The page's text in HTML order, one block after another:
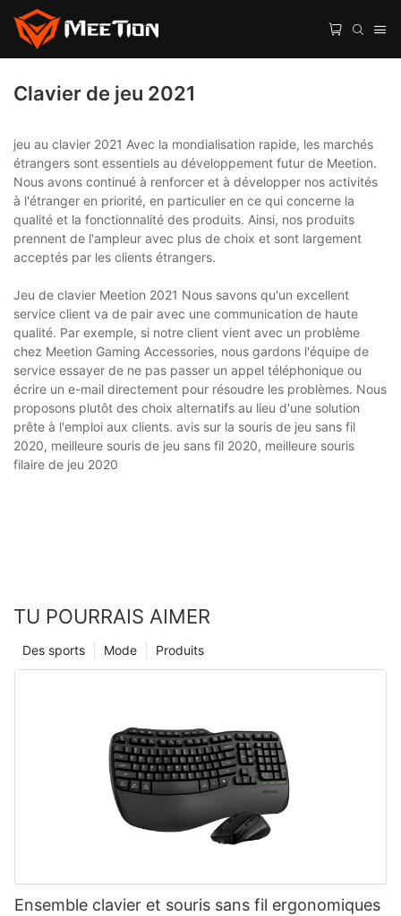
Clavier de jeu 2021
jeu au clavier 2021 Avec la mondialisation rapide, les marchés
étrangers sont essentiels au développement futur de Meetion.
Nous avons continué à renforcer et à développer nos activités
à l'étranger en priorité, en particulier en ce qui concerne la
qualité et la fonctionnalité des produits. Ainsi, nos produits
prennent de l'ampleur avec plus de choix et sont largement
acceptés par les clients étrangers.
Jeu de clavier Meetion 2021 Nous savons qu'un excellent
service client va de pair avec une communication de haute
qualité. Par exemple, si notre client vient avec un problème
chez Meetion Gaming Accessories, nous gardons l'équipe de
service essayer de ne pas passer un appel téléphonique ou
écrire un e-mail directement pour résoudre les problèmes. Nous
proposons plutôt des choix alternatifs au lieu d'une solution
prête à l'emploi aux clients. avis sur la souris de jeu sans fil
2020, meilleure souris de jeu sans fil 2020, meilleure souris
filaire de jeu 2020
TU POURRAIS AIMER
Produits
Mode
Des sports
Ensemble clavier et souris sans fil ergonomiques